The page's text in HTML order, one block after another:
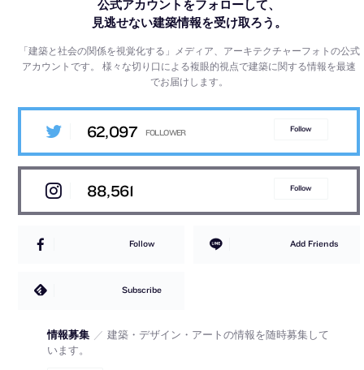
公式アカウントをフォローして、
見逃せない建築情報を受け取ろう。
「建築と社会の関係を視覚化する」メディア、アーキテクチャーフォトの公式
アカウントです。様々な切り口による複眼的視点で建築に関する情報を最速
でお届けします。
62,097 Follow
88,561 Follow
Follow Add Friends
Subscribe
情報募集 ／ 建築・デザイン・アートの情報を随時募集して
います。